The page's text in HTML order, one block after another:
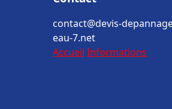
contact@devis-
eau-7.net
Accueil Informations